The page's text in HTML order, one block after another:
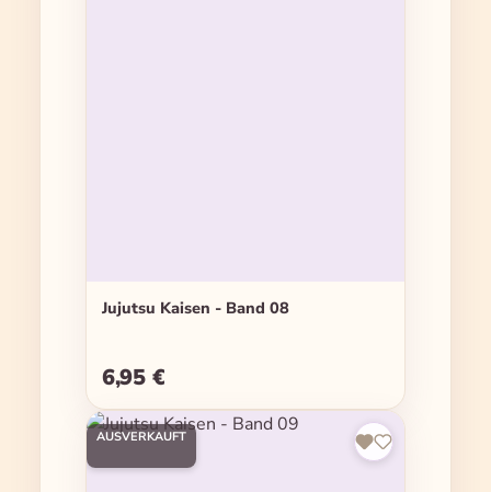
Jujutsu Kaisen - Band 08
Regulärer Preis:
6,95 €
AUSVERKAUFT